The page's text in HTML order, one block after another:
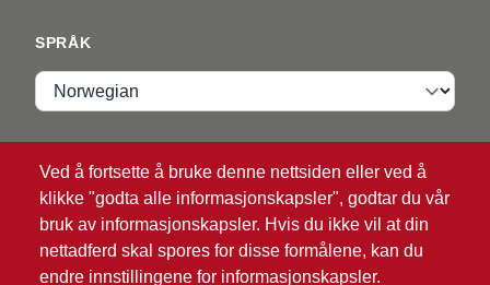
Ved å fortsette å bruke denne nettsiden eller ved å
klikke "godta alle informasjonskapsler", godtar du vår
bruk av informasjonskapsler. Hvis du ikke vil at din
nettadferd skal spores for disse formålene, kan du
endre innstillingene for informasjonskapsler.
SPRÅK
Språk
Logg Inn